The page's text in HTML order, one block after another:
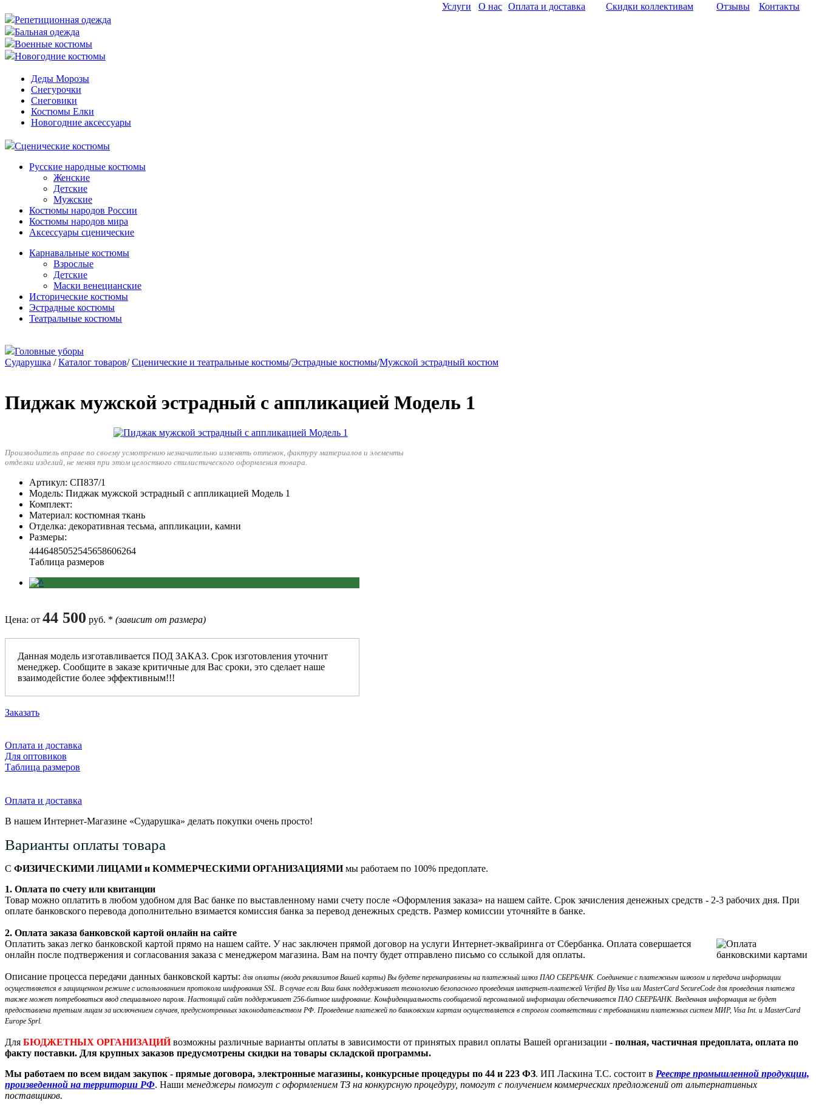
Репетиционная одежда
Бальная одежда
Военные костюмы
Новогодние костюмы
Деды Морозы
Снегурочки
Снеговики
Костюмы Елки
Новогодние аксессуары
Сценические костюмы
Русские народные костюмы
Женские
Детские
Мужские
Костюмы народов России
Костюмы народов мира
Аксессуары сценические
Карнавальные костюмы
Взрослые
Детские
Маски венецианские
Исторические костюмы
Эстрадные костюмы
Театральные костюмы
Головные уборы
Услуги О нас Оплата и доставка Скидки коллективам Отзывы Контакты
Сударушка / Каталог товаров/ Сценические и театральные костюмы/Эстрадные костюмы/Мужской эстрадный костюм
Пиджак мужской эстрадный с аппликацией Модель 1
Производитель вправе по своему усмотрению незначительно изменять оттенок, фактуру материалов и элементы
отделки изделий, не меняя при этом целостного стилистического оформления товара.
Артикул: СП837/1
Модель: Пиджак мужской эстрадный с аппликацией Модель 1
Комплект:
Материал: костюмная ткань
Отделка: декоративная тесьма, аппликации, камни
Размеры:
4446485052545658606264
Таблица размеров
Цена: от 44 500 руб. * (зависит от размера)
Данная модель изготавливается ПОД ЗАКАЗ. Срок изготовления уточнит
менеджер. Сообщите в заказе критичные для Вас сроки, это сделает наше
взаимодейстие более эффективным!!!
Заказать
Оплата и доставка
Для оптовиков
Таблица размеров
Оплата и доставка
В нашем Интернет-Магазине «Сударушка» делать покупки очень просто!
Варианты оплаты товара
С ФИЗИЧЕСКИМИ ЛИЦАМИ и КОММЕРЧЕСКИМИ ОРГАНИЗАЦИЯМИмы работаем по 100% предоплате.
1. Оплата по счету или квитанции
Товар можно оплатить в любом удобном для Вас банке по выставленному нами счету после «Оформления заказа» на нашем сайте. Срок зачисления денежных средств - 2-3 рабочих дня. При
оплате банковского перевода дополнительно взимается комиссия банка за перевод денежных средств. Размер комиссии уточняйте в банке.
2. Оплата заказа банковской картой онлайн на сайте
Оплатить заказ легко банковской картой прямо на нашем сайте. У нас заключен прямой договор на услуги Интернет-эквайринга от Сбербанка. Оплата совершается
онлайн после подтвержения и согласования заказа с менеджером магазина. Вам на почту будет отправлено письмо со сслыкой для оплаты.
Описание процесса передачи данных банковской карты: для оплаты (ввода реквизитов Вашей карты) Вы будете перенаправлены на платежный шлюз ПАО СБЕРБАНК. Соединение с платежным шлюзом и передача информации
осуществляется в защищенном режиме с использованием протокола шифрования SSL. В случае если Ваш банк поддерживает технологию безопасного проведения интернет-платежей Verified By Visa или MasterCard SecureCode для проведения платежа
также может потребоваться ввод специального пароля. Настоящий сайт поддерживает 256-битное шифрование. Конфиденциальность сообщаемой персональной информации обеспечивается ПАО СБЕРБАНК. Введенная информация не будет
предоставлена третьим лицам за исключением случаев, предусмотренных законодательством РФ. Проведение платежей по банковским картам осуществляется в строгом соответствии с требованиями платежных систем МИР, Visa Int. и MasterCard
Europe Sprl.
Для БЮДЖЕТНЫХ ОРГАНИЗАЦИЙ возможны различные варианты оплаты в зависимости от принятых правил оплаты Вашей организации - полная, частичная предоплата, оплата по
факту поставки. Для крупных заказов предусмотрены скидки на товары складской программы.
Мы работаем по всем видам закупок - прямые договора, электронные магазины, конкурсные процедуры по 44 и 223 ФЗ. ИП Ласкина Т.С. состоит в Реестре промышленной продукции,
произведенной на территории РФ. Наши менеджеры помогут с оформлением ТЗ на конкурсную процедуру, помогут с получением коммерческих предложений от альтернативных
поставщиков.